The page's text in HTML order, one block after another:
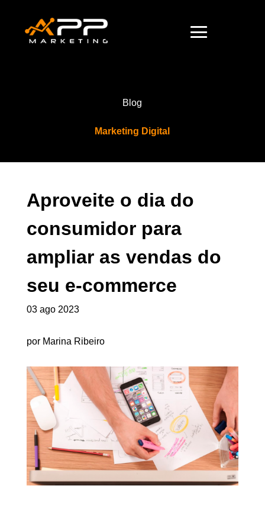
Blog
Marketing Digital
Aproveite o dia do
consumidor para
ampliar as vendas do
seu e-commerce
03 ago 2023
por Marina Ribeiro